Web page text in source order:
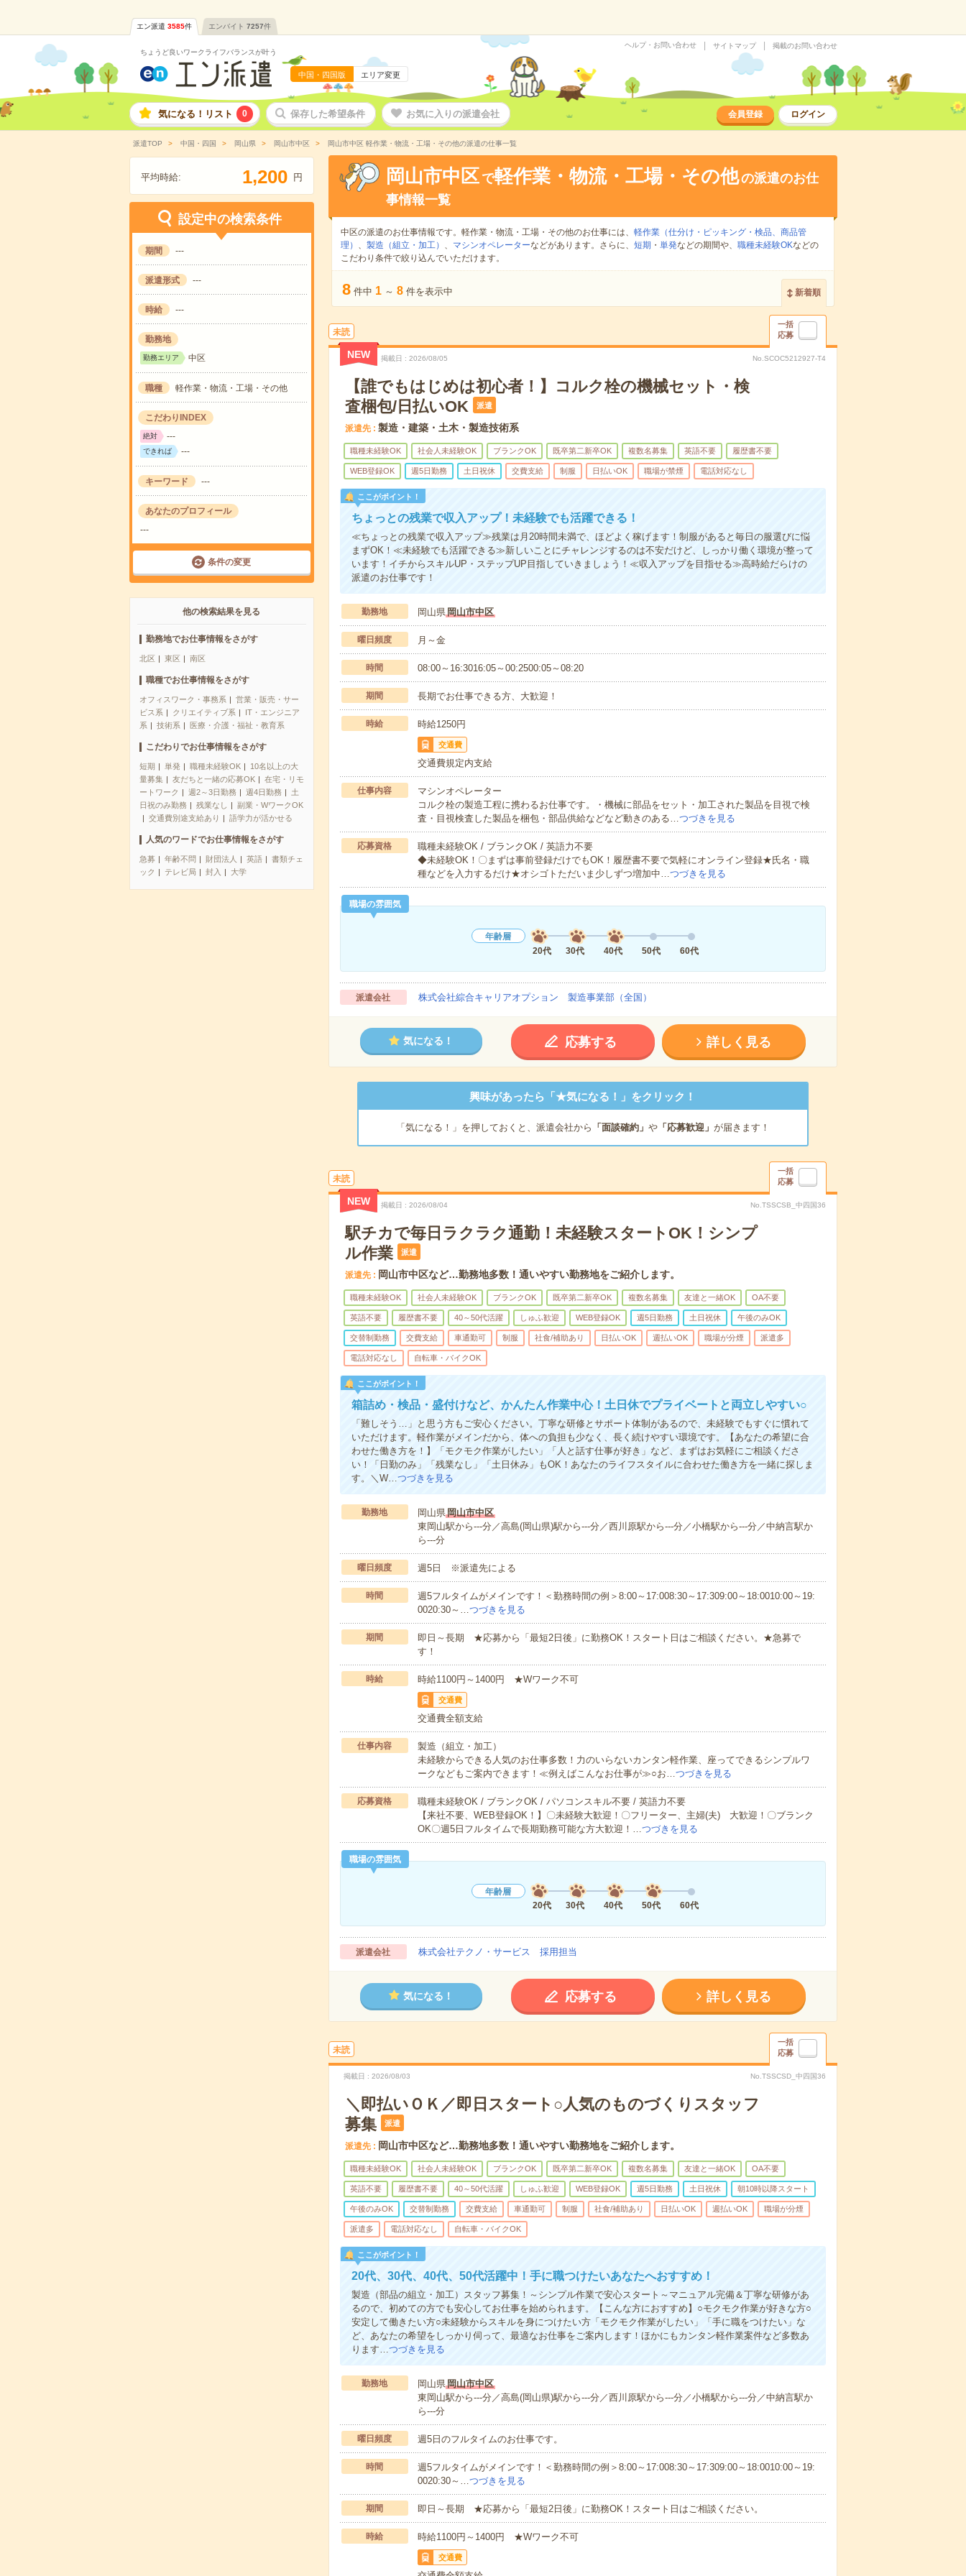
エン派遣 3585件 エンバイト 7257件
ちょうど良いワークライフバランスが叶う
中国・四国版 エリア変更
ヘルプ・お問い合わせ サイトマップ 掲載のお問い合わせ
気になる！リスト 0 保存した希望条件 お気に入りの派遣会社 会員登録 ログイン
派遣TOP 中国・四国 岡山県 岡山市中区 岡山市中区 軽作業・物流・工場・その他の派遣の仕事一覧
平均時給: 1,200 円
設定中の検索条件
期間 ---
派遣形式 ---
時給 ---
勤務地
勤務エリア 中区
職種 軽作業・物流・工場・その他
こだわりINDEX
絶対 ---
できれば ---
キーワード ---
あなたのプロフィール
---
条件の変更
他の検索結果を見る
勤務地でお仕事情報をさがす
北区 東区 南区
職種でお仕事情報をさがす
オフィスワーク・事務系
営業・販売・サー
ビス系
クリエイティブ系
IT・エンジニア
系
技術系 医療・介護・福祉・教育系
こだわりでお仕事情報をさがす
短期 単発 職種未経験OK
10名以上の大
量募集
友だちと一緒の応募OK
在宅・リモ
ートワーク
週2～3日勤務 週4日勤務
土
日祝のみ勤務
残業なし
副業・WワークOK
交通費別途支給あり
語学力が活かせる
人気のワードでお仕事情報をさがす
急募 年齢不問 財団法人 英語
書類チェ
ック
テレビ局 封入 大学
岡山市中区 で軽作業・物流・工場・その他の派遣のお仕
事情報一覧
中区の派遣のお仕事情報です。軽作業・物流・工場・その他のお仕事には、 軽作業（仕分け・ピッキング・検品、商品管
理） 、 製造（組立・加工） 、 マシンオペレーターなどがあります。さらに、 短期 ・ 単発などの期間や、 職種未経験OKなどの
こだわり条件で絞り込んでいただけます。
8 件中 1 ～ 8 件を表示中 新着順
未読
一括
応募
NEW 掲載日 2026/08/05 No.SCOC5212927-T4
【誰でもはじめは初心者！】コルク栓の機械セット・検
査梱包/日払いOK
派遣
派遣先 製造・建築・土木・製造技術系
職種未経験OK 社会人未経験OK ブランクOK 既卒第二新卒OK 複数名募集 英語不要 履歴書不要
WEB登録OK 週5日勤務 土日祝休 交費支給 制服 日払いOK 職場が禁煙 電話対応なし
ここがポイント！
ちょっとの残業で収入アップ！未経験でも活躍できる！
≪ちょっとの残業で収入アップ≫残業は月20時間未満で、ほどよく稼げます！制服があると毎日の服選びに悩
まずOK！≪未経験でも活躍できる≫新しいことにチャレンジするのは不安だけど、しっかり働く環境が整って
います！イチからスキルUP・ステップUP目指していきましょう！≪収入アップを目指せる≫高時給だらけの
派遣のお仕事です！
勤務地 岡山県岡山市中区
曜日頻度 月～金
時間 08:00～16:3016:05～00:2500:05～08:20
期間 長期でお仕事できる方、大歓迎！
時給 時給1250円
交通費
交通費規定内支給
仕事内容
マシンオペレーター
コルク栓の製造工程に携わるお仕事です。・機械に部品をセット・加工された製品を目視で検
査・目視検査した製品を梱包・部品供給などなど動きのある…つづきを見る
応募資格
職種未経験OK / ブランクOK / 英語力不要
◆未経験OK！〇まずは事前登録だけでもOK！履歴書不要で気軽にオンライン登録★氏名・職
種などを入力するだけ★オシゴトただいま少しずつ増加中…つづきを見る
職場の雰囲気
年齢層
20代
30代 40代 50代 60代
派遣会社 株式会社綜合キャリアオプション 製造事業部（全国）
気になる！ 応募する 詳しく見る
興味があったら「★気になる！」をクリック！
「気になる！」を押しておくと、派遣会社から 「面談確約」 や「応募歓迎」 が届きます！
未読
一括
応募
NEW 掲載日 2026/08/04 No.TSSCSB_中四国36
駅チカで毎日ラクラク通勤！未経験スタートOK！シンプ
ル作業
派遣
派遣先 岡山市中区など…勤務地多数！通いやすい勤務地をご紹介します。
職種未経験OK 社会人未経験OK ブランクOK 既卒第二新卒OK 複数名募集 友達と一緒OK OA不要
英語不要 履歴書不要 40～50代活躍 しゅふ歓迎 WEB登録OK 週5日勤務 土日祝休 午後のみOK
交替制勤務 交費支給 車通勤可 制服 社食/補助あり 日払いOK 週払いOK 職場が分煙 派遣多
電話対応なし 自転車・バイクOK
ここがポイント！
箱詰め・検品・盛付けなど、かんたん作業中心！土日休でプライベートと両立しやすい○
「難しそう…」と思う方もご安心ください。丁寧な研修とサポート体制があるので、未経験でもすぐに慣れて
いただけます。軽作業がメインだから、体への負担も少なく、長く続けやすい環境です。【あなたの希望に合
わせた働き方を！】「モクモク作業がしたい」「人と話す仕事が好き」など、まずはお気軽にご相談くださ
い！「日勤のみ」「残業なし」「土日休み」もOK！あなたのライフスタイルに合わせた働き方を一緒に探しま
す。＼W… つづきを見る
勤務地 岡山県岡山市中区
東岡山駅から---分／高島(岡山県)駅から---分／西川原駅から---分／小橋駅から---分／中納言駅か
ら---分
曜日頻度 週5日 ※派遣先による
時間
週5フルタイムがメインです！＜勤務時間の例＞8:00～17:008:30～17:309:00～18:0010:00～19:
0020:30～… つづきを見る
期間
即日～長期 ★応募から「最短2日後」に勤務OK！スタート日はご相談ください。★急募で
す！
時給 時給1100円～1400円 ★Wワーク不可
交通費
交通費全額支給
仕事内容
製造（組立・加工）
未経験からできる人気のお仕事多数！力のいらないカンタン軽作業、座ってできるシンプルワ
ークなどもご案内できます！≪例えばこんなお仕事が≫○お… つづきを見る
応募資格
職種未経験OK / ブランクOK / パソコンスキル不要 / 英語力不要
【来社不要、WEB登録OK！】〇未経験大歓迎！〇フリーター、主婦(夫) 大歓迎！〇ブランク
OK〇週5日フルタイムで長期勤務可能な方大歓迎！… つづきを見る
職場の雰囲気
年齢層
20代
30代 40代 50代 60代
派遣会社 株式会社テクノ・サービス 採用担当
気になる！ 応募する 詳しく見る
未読
一括
応募
掲載日 2026/08/03 No.TSSCSD_中四国36
＼即払いＯＫ／即日スタート○人気のものづくりスタッフ
募集
派遣
派遣先 岡山市中区など…勤務地多数！通いやすい勤務地をご紹介します。
職種未経験OK 社会人未経験OK ブランクOK 既卒第二新卒OK 複数名募集 友達と一緒OK OA不要
英語不要 履歴書不要 40～50代活躍 しゅふ歓迎 WEB登録OK 週5日勤務 土日祝休 朝10時以降スタート
午後のみOK 交替制勤務 交費支給 車通勤可 制服 社食/補助あり 日払いOK 週払いOK 職場が分煙
派遣多 電話対応なし 自転車・バイクOK
ここがポイント！
20代、30代、40代、50代活躍中！手に職つけたいあなたへおすすめ！
製造（部品の組立・加工）スタッフ募集！～シンプル作業で安心スタート～マニュアル完備＆丁寧な研修があ
るので、初めての方でも安心してお仕事を始められます。【こんな方におすすめ】○モクモク作業が好きな方○
安定して働きたい方○未経験からスキルを身につけたい方「モクモク作業がしたい」「手に職をつけたい」な
ど、あなたの希望をしっかり伺って、最適なお仕事をご案内します！ほかにもカンタン軽作業案件など多数あ
ります…つづきを見る
勤務地 岡山県岡山市中区
東岡山駅から---分／高島(岡山県)駅から---分／西川原駅から---分／小橋駅から---分／中納言駅か
ら---分
曜日頻度 週5日のフルタイムのお仕事です。
時間
週5フルタイムがメインです！＜勤務時間の例＞8:00～17:008:30～17:309:00～18:0010:00～19:
0020:30～…つづきを見る
期間 即日～長期 ★応募から「最短2日後」に勤務OK！スタート日はご相談ください。
時給 時給1100円～1400円 ★Wワーク不可
交通費